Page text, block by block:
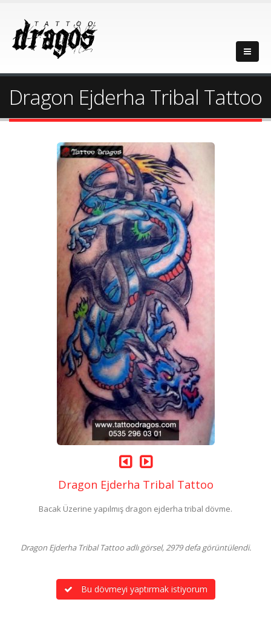
Dragon Ejderha Tribal Tattoo
Dragon Ejderha Tribal Tattoo
Bacak Üzerine yapılmış dragon ejderha tribal dövme.
Dragon Ejderha Tribal Tattoo adlı görsel, 2979 defa görüntülendi.
Bu dövmeyi yaptırmak istiyorum